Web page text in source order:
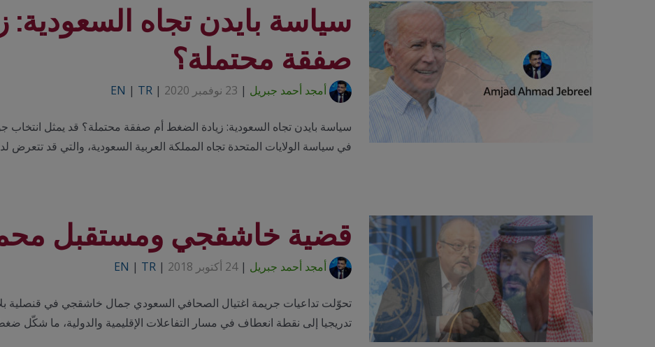
سياسة بايدن تجاه السعودية:
صفقة محتملة؟
أمجد أحمد جبريل | 23 نوفمبر 2020 |
EN | TR
سياسة بايدن تجاه السعودية: زيادة الضغط أم صفقة محتملة؟ قد يمثل انتخاب جو
في سياسة الولايات المتحدة تجاه المملكة العربية السعودية، والتي قد تتعرض
قضية خاشقجي ومستقبل
أمجد أحمد جبريل |24 أكتوبر 2018 |
EN | TR
تدريجيا إلى نقطة انعطاف في مسار التفاعلات الإقليمية والدولية، ما شكّل